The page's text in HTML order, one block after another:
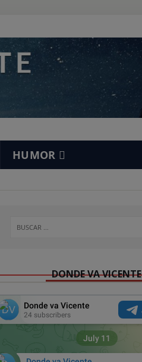
HUMOR
DONDE VA VICENTE